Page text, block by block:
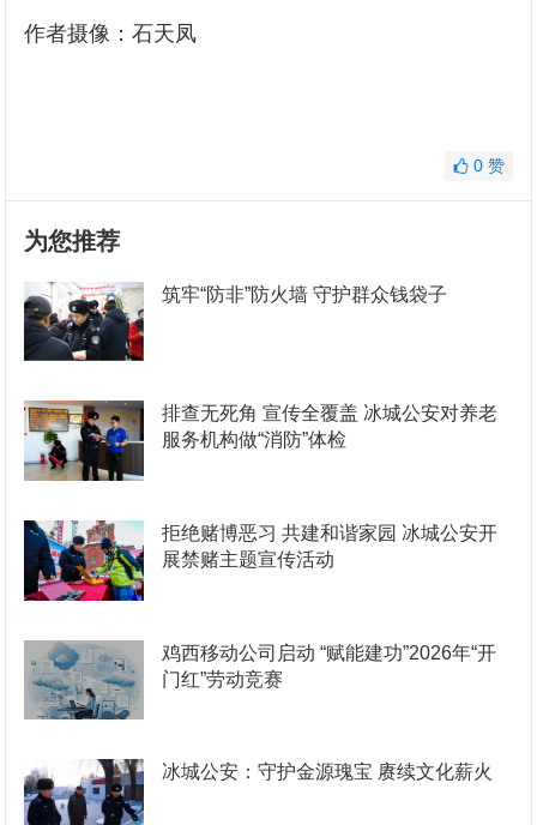
作者摄像：石天凤
0 赞
为您推荐
筑牢“防非”防火墙 守护群众钱袋子
排查无死角 宣传全覆盖 冰城公安对养老
服务机构做“消防”体检
拒绝赌博恶习 共建和谐家园 冰城公安开
展禁赌主题宣传活动
鸡西移动公司启动 “赋能建功”2026年“开
门红”劳动竞赛
冰城公安：守护金源瑰宝 赓续文化薪火